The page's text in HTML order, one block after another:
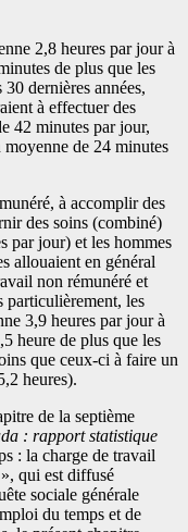
2,8 heures par jour à
de plus que les
dernières années,
à effectuer des
42 minutes par jour,
moyenne de 24 minutes
à accomplir des
des soins (combiné)
par jour) et les hommes
allouaient en général
non rémunéré et
particulièrement, les
3,9 heures par jour à
heure de plus que les
que ceux-ci à faire un
heures).
de la septième
: rapport statistique
: la charge de travail
qui est diffusé
sociale générale
du temps et de